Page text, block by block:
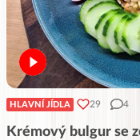
HLAVNÍ JÍDLA 29 4
Krémový bulgur se